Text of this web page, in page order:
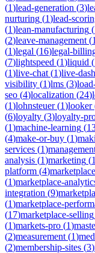
(1)lead-generation (3)
nurturing (1)lead-
(1)lean-manufacturing (
(2)leave-management (1
(1)legal (16)legal-
(7)lightspeed (1)liquid (
(1)live-chat (1)live-
visibility (1)lms (3)
seo (4)localization (24)
(1)lohnsteuer(1)looker
(6)loyalty (3)loyalty-
(1)machine-learning (
(4)make-or-buy (1)
services (1)
analysis (1)marketing (
platform (4)marketplace
(1)marketplace-
integration (9)
(1)marketplace-
(17)marketplace-selling
(1)markets-pro (1)
(2)measurement (1)
(2)membership-sites (3)